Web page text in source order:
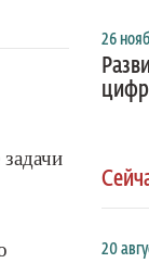
26
20